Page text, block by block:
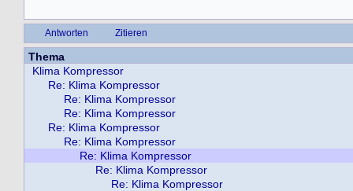
Antworten Zitieren
Thema
Klima Kompressor
Re: Klima Kompressor
Re: Klima Kompressor
Re: Klima Kompressor
Re: Klima Kompressor
Re: Klima Kompressor
Re: Klima Kompressor
Re: Klima Kompressor
Re: Klima Kompressor